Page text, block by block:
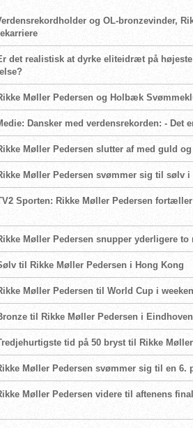
og OL-bronzevinder,
Er det realistisk at dyrke eliteidræt på
Rikke Møller Pedersen og Holbæk
Dansker med verdensrekorden: - Det
Møller Pedersen slutter af med guld
Møller Pedersen svømmer sig til sølv i
TV2 Sporten: Rikke Møller Pedersen
Møller Pedersen snupper yderligere
til Rikke Møller Pedersen i Hong Kong
Møller Pedersen til World Cup i
til Rikke Møller Pedersen i Eindhoven
tid på 50 bryst til Rikke Møller
Møller Pedersen svømmer sig til en 6.
Møller Pedersen videre til aftenens